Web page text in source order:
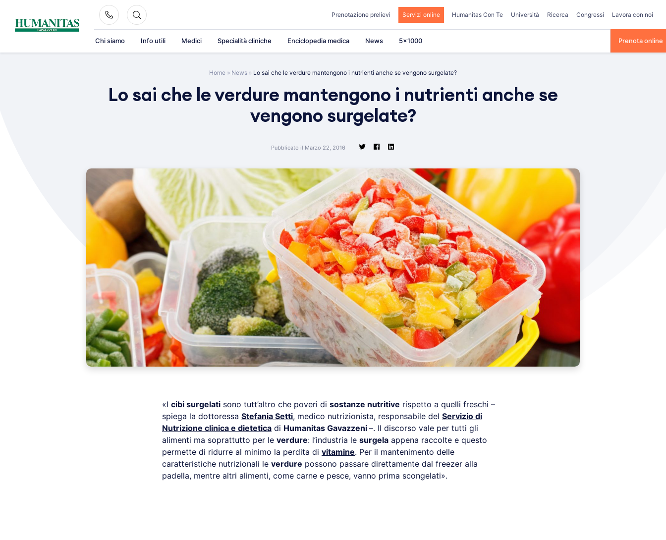
content
Prenotazione prelievi Servizi online Humanitas Con Te Università Ricerca Congressi Lavora con noi
Chi siamo Info utili Medici Specialità cliniche Enciclopedia medica News 5×1000 Prenota online
Home » News » Lo sai che le verdure mantengono i nutrienti anche se vengono surgelate?
Lo sai che le verdure mantengono i nutrienti anche se
vengono surgelate?
Pubblicato il Marzo 22, 2016
«I cibi surgelati sono tutt’altro che poveri di sostanze nutritive rispetto a quelli freschi –
spiega la dottoressa Stefania Setti, medico nutrizionista, responsabile del Servizio di
Nutrizione clinica e dietetica di Humanitas Gavazzeni –. Il discorso vale per tutti gli
alimenti ma soprattutto per le verdure: l’industria le surgela appena raccolte e questo
permette di ridurre al minimo la perdita di vitamine. Per il mantenimento delle
caratteristiche nutrizionali le verdure possono passare direttamente dal freezer alla
padella, mentre altri alimenti, come carne e pesce, vanno prima scongelati».